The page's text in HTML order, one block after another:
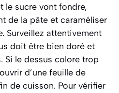
le sucre vont fondre,
de la pâte et caraméliser
Surveillez attentivement
doit être bien doré et
Si le dessus colore trop
d’une feuille de
de cuisson. Pour vérifier